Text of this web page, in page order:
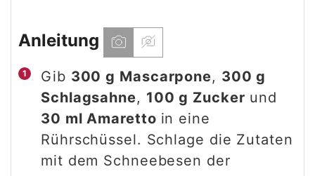
Anleitung
Gib 300 g Mascarpone, 300 g
Schlagsahne, 100 g Zucker und
30 ml Amaretto in eine
Rührschüssel. Schlage die Zutaten
mit dem Schneebesen der